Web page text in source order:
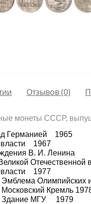
Отзывов (0)
монеты СССР,
Германией 1965
1967
В. И. Ленина
Отечественной
1977
Эмблема
Кремль
Здание МГУ 1979